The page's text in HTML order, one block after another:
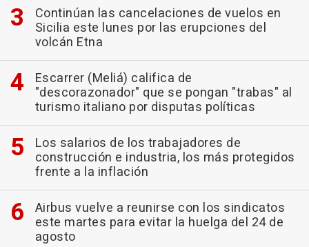
Continúan las cancelaciones de vuelos en
Sicilia este lunes por las erupciones del
volcán Etna
Escarrer (Meliá) califica de
"descorazonador" que se pongan "trabas" al
turismo italiano por disputas políticas
Los salarios de los trabajadores de
construcción e industria, los más protegidos
frente a la inflación
Airbus vuelve a reunirse con los sindicatos
este martes para evitar la huelga del 24 de
agosto